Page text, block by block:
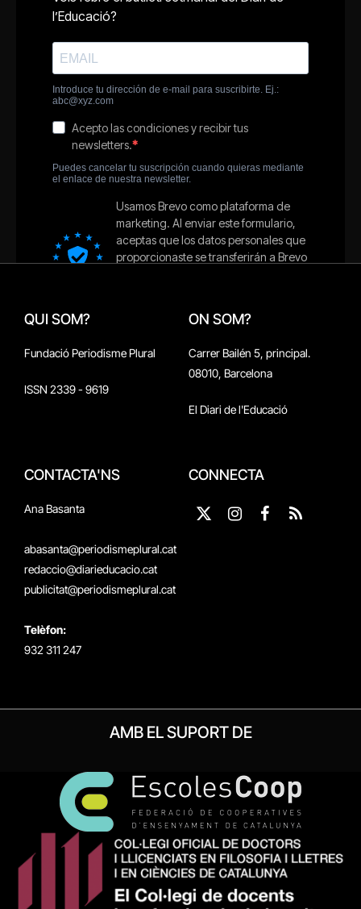
QUI SOM?
Fundació Periodisme Plural
ISSN 2339 - 9619
ON SOM?
Carrer Bailén 5, principal.
08010, Barcelona
El Diari de l'Educació
CONTACTA'NS
Ana Basanta
abasanta@periodismeplural.cat
redaccio@diarieducacio.cat
publicitat@periodismeplural.cat
Telèfon:
932 311 247
CONNECTA
X
Instagram
Facebook
RSS
AMB EL SUPORT DE